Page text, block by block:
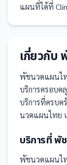
แผนที่ได้ที่
เกี่ยวกับ
พัชนวดแผนไ
บริการครอบค
บริการที่ครบค
นวดแผนไทย
บริการที่พั
พัชนวดแผนไ